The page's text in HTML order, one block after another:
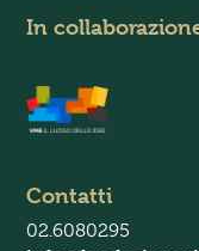
v
a
y
P
o
i
c
y
In
Contatti
02.6080295